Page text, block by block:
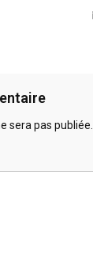
sera pas publiée.